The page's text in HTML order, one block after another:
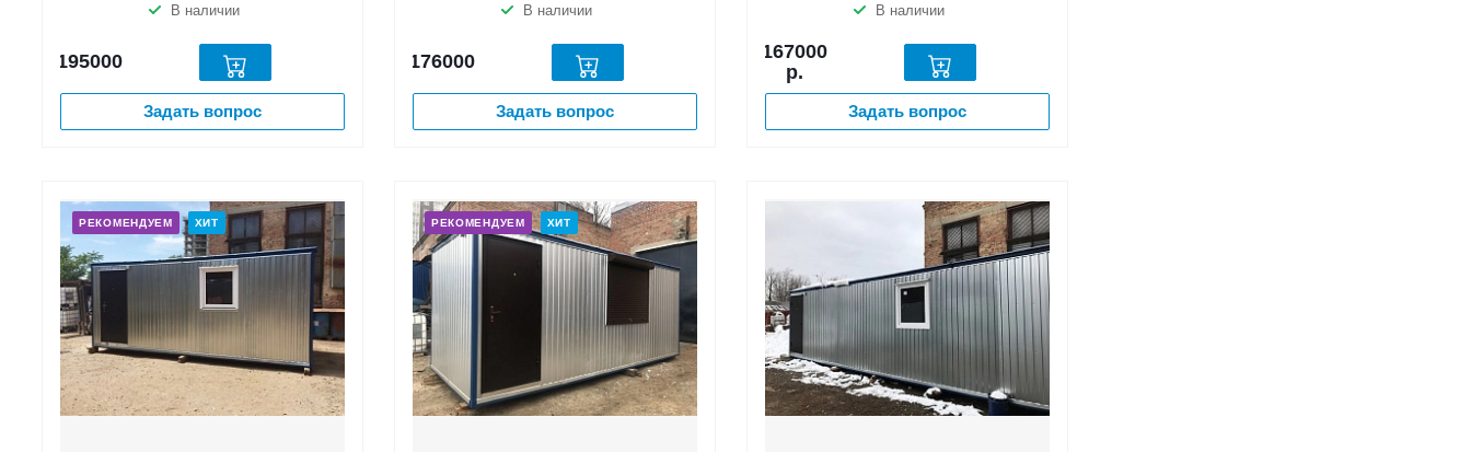
В наличии
195000
Задать вопрос
В наличии
176000
Задать вопрос
В наличии
167000
р.
Задать вопрос
РЕКОМЕНДУЕМ ХИТ РЕКОМЕНДУЕМ ХИТ